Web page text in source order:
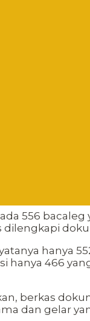
556
hanya
hanya 466
berkas
dan gelar